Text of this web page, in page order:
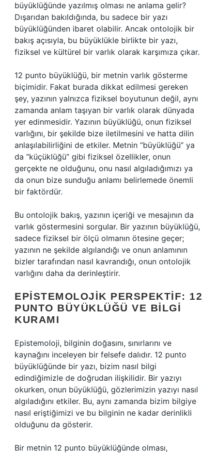
büyüklüğünde yazılmış olması ne anlama gelir?
Dışarıdan bakıldığında, bu sadece bir yazı
büyüklüğünden ibaret olabilir. Ancak ontolojik bir
bakış açısıyla, bu büyüklükle birlikte bir yazı,
fiziksel ve kültürel bir varlık olarak karşımıza çıkar.
12 punto büyüklüğü, bir metnin varlık gösterme
biçimidir. Fakat burada dikkat edilmesi gereken
şey, yazının yalnızca fiziksel boyutunun değil, aynı
zamanda anlam taşıyan bir varlık olarak dünyada
yer edinmesidir. Yazının büyüklüğü, onun fiziksel
varlığını, bir şekilde bize iletilmesini ve hatta dilin
anlaşılabilirliğini de etkiler. Metnin “büyüklüğü” ya
da “küçüklüğü” gibi fiziksel özellikler, onun
gerçekte ne olduğunu, onu nasıl algıladığımızı ya
da onun bize sunduğu anlamı belirlemede önemli
bir faktördür.
Bu ontolojik bakış, yazının içeriği ve mesajının da
varlık göstermesini sorgular. Bir yazının büyüklüğü,
sadece fiziksel bir ölçü olmanın ötesine geçer;
yazının ne şekilde algılandığı ve onun anlamının
bizler tarafından nasıl kavrandığı, onun ontolojik
varlığını daha da derinleştirir.
EPISTEMOLOJIK PERSPEKTIF: 12
PUNTO BÜYÜKLÜĞÜ VE BILGI
KURAMI
Epistemoloji, bilginin doğasını, sınırlarını ve
kaynağını inceleyen bir felsefe dalıdır. 12 punto
büyüklüğünde bir yazı, bizim nasıl bilgi
edindiğimizle de doğrudan ilişkilidir. Bir yazıyı
okurken, onun büyüklüğü, gözlerimizin yazıyı nasıl
algıladığını etkiler. Bu, aynı zamanda bizim bilgiye
nasıl eriştiğimizi ve bu bilginin ne kadar derinlikli
olduğunu da gösterir.
Bir metnin 12 punto büyüklüğünde olması,